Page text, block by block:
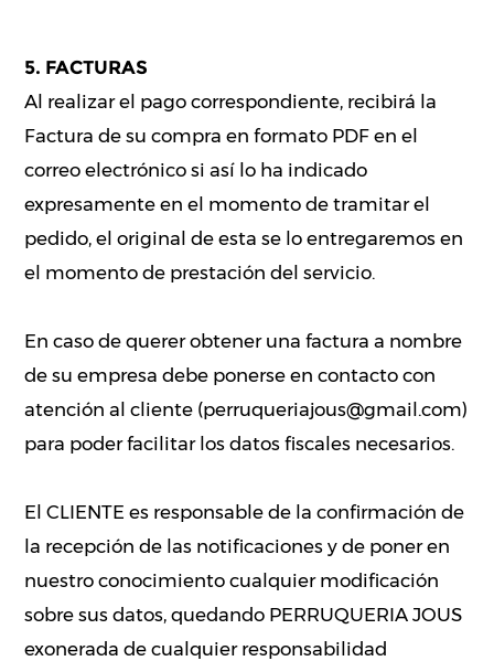
5. FACTURAS
Al realizar el pago correspondiente, recibirá la
Factura de su compra en formato PDF en el
correo electrónico si así lo ha indicado
expresamente en el momento de tramitar el
pedido, el original de esta se lo entregaremos en
el momento de prestación del servicio.
En caso de querer obtener una factura a nombre
de su empresa debe ponerse en contacto con
atención al cliente (perruqueriajous@gmail.com)
para poder facilitar los datos fiscales necesarios.
El CLIENTE es responsable de la confirmación de
la recepción de las notificaciones y de poner en
nuestro conocimiento cualquier modificación
sobre sus datos, quedando PERRUQUERIA JOUS
exonerada de cualquier responsabilidad